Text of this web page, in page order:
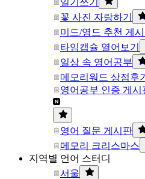
일기쓰기
꽃 사진 자랑하기
미드/영드 추천 게
타임캡슐 열어보기
일상 속 영어공부
메모리워드 상점후
영어공부 인증 게시
영어 질문 게시판
메모리 크리스마스
지역별 언어 스터디
서울